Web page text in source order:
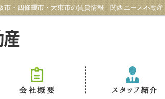
市・四條畷市・大東市の賃貸情報 - 関西エース不動産